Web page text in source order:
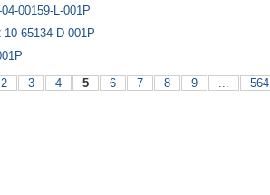
00159-L-001P
65134-D-001P
2 3 4 5 6 7 8 9 ... 564